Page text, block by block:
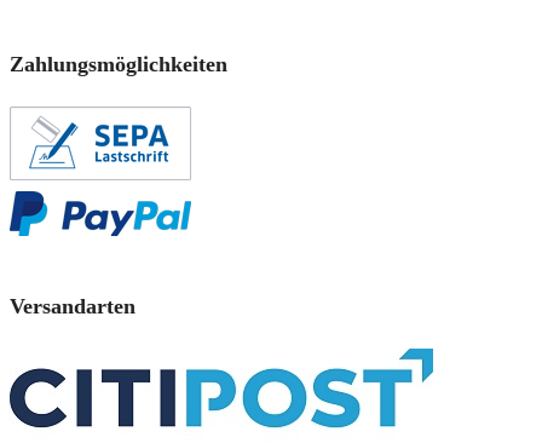
Zahlungsmöglichkeiten
Versandarten